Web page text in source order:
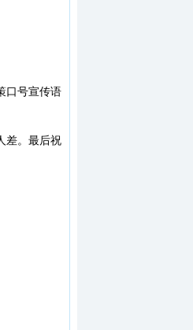
口号宣传语
。 最后祝